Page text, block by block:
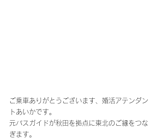
ご乗車ありがとうございます、婚活アテンダン
トあいかです。
元バスガイドが秋田を拠点に東北のご縁をつな
ぎます。